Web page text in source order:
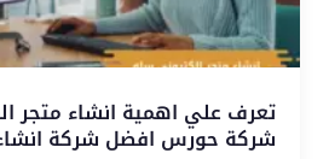
تعرف علي اهمية انشاء متجر
شركة حورس افضل شركة انشاء